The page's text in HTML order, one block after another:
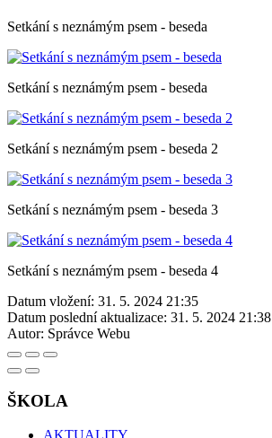
Setkání s neznámým psem - beseda
Setkání s neznámým psem - beseda
Setkání s neznámým psem - beseda 2
Setkání s neznámým psem - beseda 3
Setkání s neznámým psem - beseda 4
Datum vložení: 31. 5. 2024 21:35
Datum poslední aktualizace: 31. 5. 2024 21:38
Autor: Správce Webu
ŠKOLA